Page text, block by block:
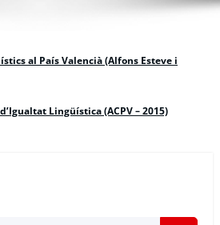
al País Valencià (Alfons Esteve i
Lingüística (ACPV – 2015)